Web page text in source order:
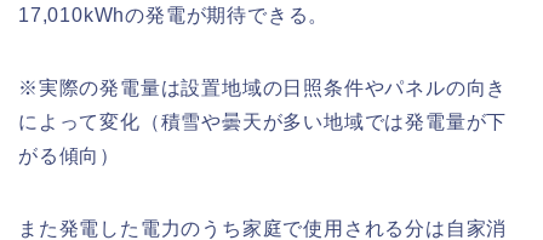
17,010kWhの発電が期待できる。
※実際の発電量は設置地域の日照条件やパネルの向き
によって変化（積雪や曇天が多い地域では発電量が下
がる傾向）
また発電した電力のうち家庭で使用される分は自家消